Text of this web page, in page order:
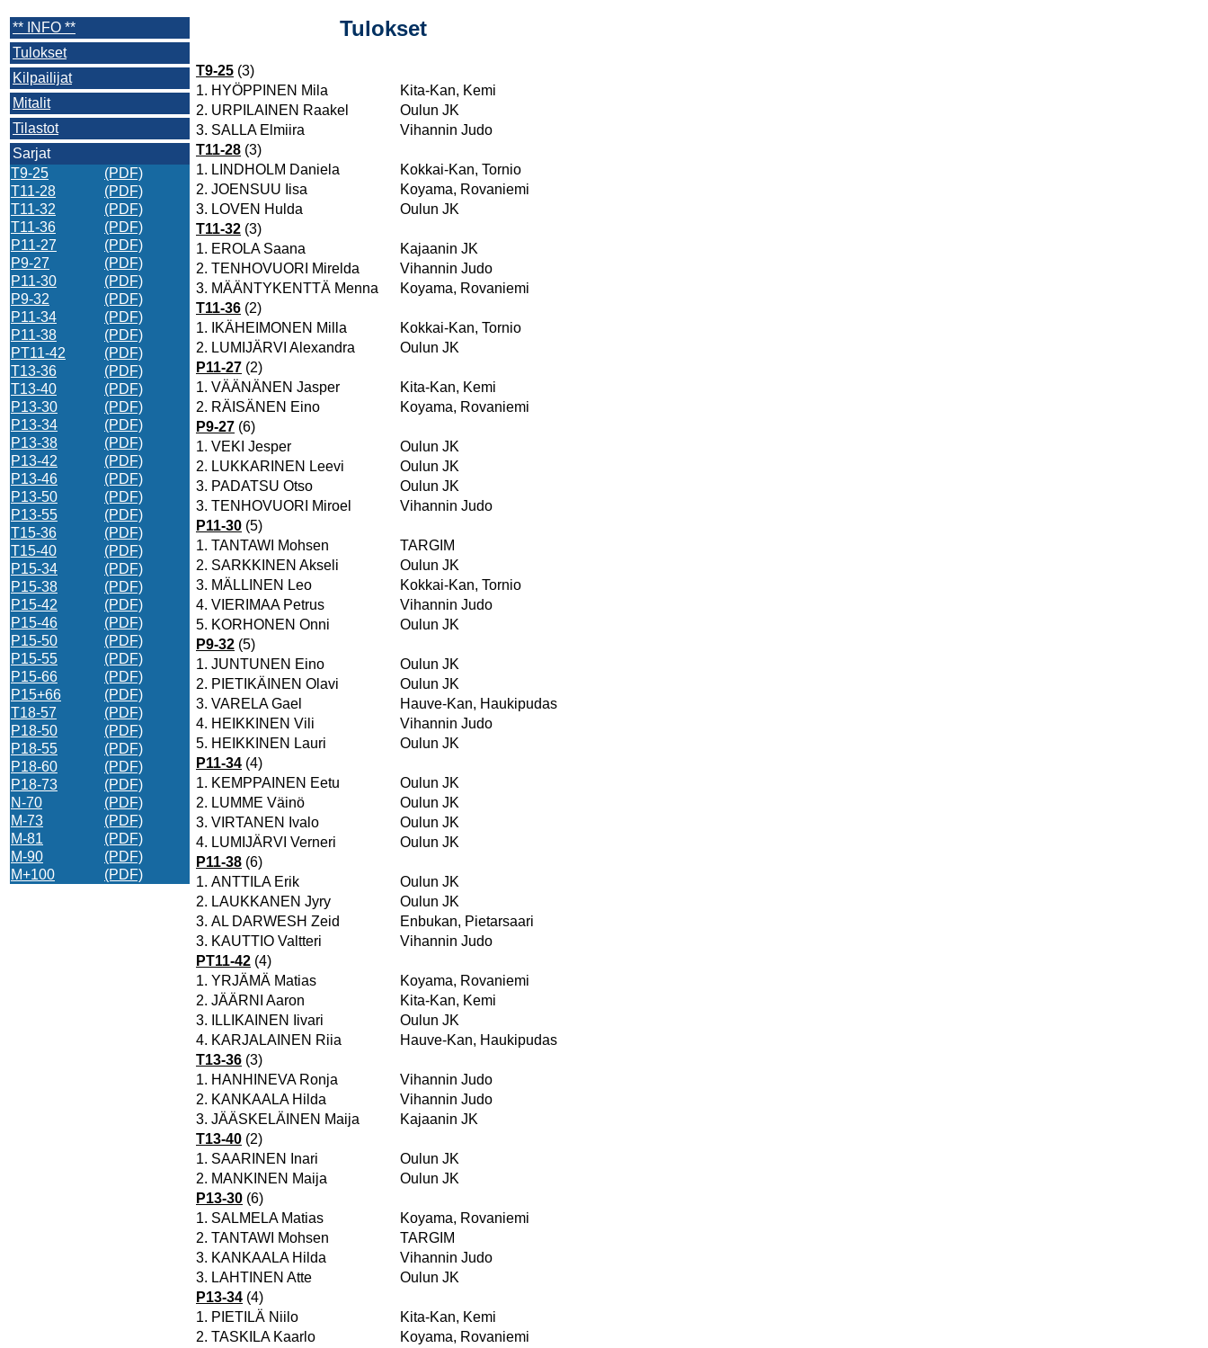
** INFO **
Tulokset
Kilpailijat
Mitalit
Tilastot
Sarjat
T9-25
(PDF)
T11-28
(PDF)
T11-32
(PDF)
T11-36
(PDF)
P11-27
(PDF)
P9-27
(PDF)
P11-30
(PDF)
P9-32
(PDF)
P11-34
(PDF)
P11-38
(PDF)
PT11-42
(PDF)
T13-36
(PDF)
T13-40
(PDF)
P13-30
(PDF)
P13-34
(PDF)
P13-38
(PDF)
P13-42
(PDF)
P13-46
(PDF)
P13-50
(PDF)
P13-55
(PDF)
T15-36
(PDF)
T15-40
(PDF)
P15-34
(PDF)
P15-38
(PDF)
P15-42
(PDF)
P15-46
(PDF)
P15-50
(PDF)
P15-55
(PDF)
P15-66
(PDF)
P15+66
(PDF)
T18-57
(PDF)
P18-50
(PDF)
P18-55
(PDF)
P18-60
(PDF)
P18-73
(PDF)
N-70
(PDF)
M-73
(PDF)
M-81
(PDF)
M-90
(PDF)
M+100
(PDF)
Tulokset
T9-25 (3)
1. HYÖPPINEN Mila
Kita-Kan, Kemi
2. URPILAINEN Raakel
Oulun JK
3. SALLA Elmiira
Vihannin Judo
T11-28 (3)
1. LINDHOLM Daniela
Kokkai-Kan, Tornio
2. JOENSUU Iisa
Koyama, Rovaniemi
3. LOVEN Hulda
Oulun JK
T11-32 (3)
1. EROLA Saana
Kajaanin JK
2. TENHOVUORI Mirelda
Vihannin Judo
3. MÄÄNTYKENTTÄ Menna
Koyama, Rovaniemi
T11-36 (2)
1.
IKÄHEIMONEN Milla
Kokkai-Kan, Tornio
2. LUMIJÄRVI Alexandra
Oulun JK
P11-27 (2)
1. VÄÄNÄNEN Jasper
Kita-Kan, Kemi
2. RÄISÄNEN Eino
Koyama, Rovaniemi
P9-27 (6)
1. VEKI Jesper
Oulun JK
2. LUKKARINEN Leevi
Oulun JK
3. PADATSU Otso
Oulun JK
3. TENHOVUORI Miroel
Vihannin Judo
P11-30 (5)
1. TANTAWI Mohsen
TARGIM
2. SARKKINEN Akseli
Oulun JK
3. MÄLLINEN Leo
Kokkai-Kan, Tornio
4. VIERIMAA Petrus
Vihannin Judo
5. KORHONEN Onni
Oulun JK
P9-32 (5)
1. JUNTUNEN Eino
Oulun JK
2. PIETIKÄINEN Olavi
Oulun JK
3. VARELA Gael
Hauve-Kan, Haukipudas
4. HEIKKINEN Vili
Vihannin Judo
5. HEIKKINEN Lauri
Oulun JK
P11-34 (4)
1. KEMPPAINEN Eetu
Oulun JK
2. LUMME Väinö
Oulun JK
3. VIRTANEN Ivalo
Oulun JK
4. LUMIJÄRVI Verneri
Oulun JK
P11-38 (6)
1. ANTTILA Erik
Oulun JK
2. LAUKKANEN Jyry
Oulun JK
3. AL DARWESH Zeid
Enbukan, Pietarsaari
3. KAUTTIO Valtteri
Vihannin Judo
PT11-42 (4)
1. YRJÄMÄ Matias
Koyama, Rovaniemi
2. JÄÄRNI Aaron
Kita-Kan, Kemi
3.
ILLIKAINEN Iivari
Oulun JK
4. KARJALAINEN Riia
Hauve-Kan, Haukipudas
T13-36 (3)
1. HANHINEVA Ronja
Vihannin Judo
2. KANKAALA Hilda
Vihannin Judo
3. JÄÄSKELÄINEN Maija
Kajaanin JK
T13-40 (2)
1. SAARINEN Inari
Oulun JK
2. MANKINEN Maija
Oulun JK
P13-30 (6)
1. SALMELA Matias
Koyama, Rovaniemi
2. TANTAWI Mohsen
TARGIM
3. KANKAALA Hilda
Vihannin Judo
3. LAHTINEN Atte
Oulun JK
P13-34 (4)
1. PIETILÄ Niilo
Kita-Kan, Kemi
2. TASKILA Kaarlo
Koyama, Rovaniemi